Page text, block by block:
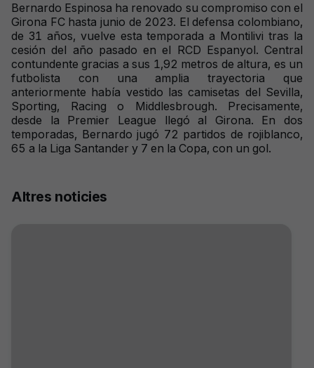
Bernardo Espinosa ha renovado su compromiso con el
Girona FC hasta junio de 2023. El defensa colombiano,
de 31 años, vuelve esta temporada a Montilivi tras la
cesión del año pasado en el RCD Espanyol. Central
contundente gracias a sus 1,92 metros de altura, es un
futbolista con una amplia trayectoria que
anteriormente había vestido las camisetas del Sevilla,
Sporting, Racing o Middlesbrough. Precisamente,
desde la Premier League llegó al Girona. En dos
temporadas, Bernardo jugó 72 partidos de rojiblanco,
65 a la Liga Santander y 7 en la Copa, con un gol.
Altres noticies